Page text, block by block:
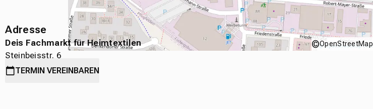
Adresse
Deis Fachmarkt für Heimtextilen
Steinbeisstr. 6
71636 Ludwigsburg
TERMIN VEREINBAREN
©OpenStreetMap